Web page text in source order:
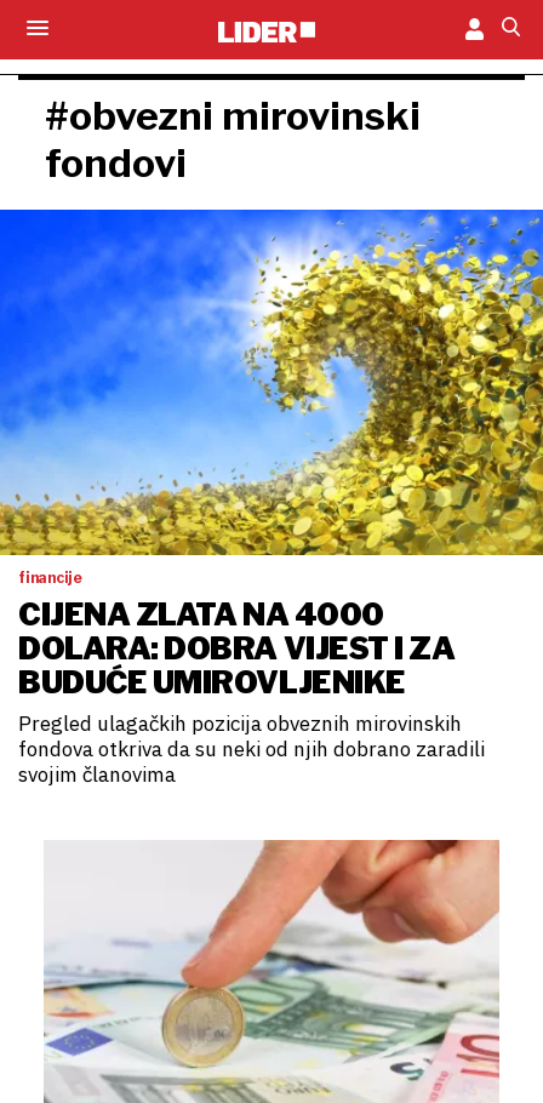
#obvezni mirovinski
fondovi
financije
CIJENA ZLATA NA 4000
DOLARA: DOBRA VIJEST I ZA
BUDUĆE UMIROVLJENIKE
Pregled ulagačkih pozicija obveznih mirovinskih
fondova otkriva da su neki od njih dobrano zaradili
svojim članovima